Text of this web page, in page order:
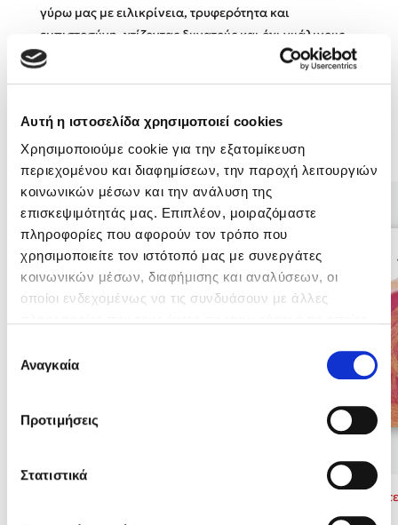
Αυτή η ιστοσελίδα χρησιμοποιεί cookies
Χρησιμοποιούμε cookie για την εξατομίκευση
περιεχομένου και διαφημίσεων, την παροχή λειτουργιών
κοινωνικών μέσων και την ανάλυση της
επισκεψιμότητάς μας. Επιπλέον, μοιραζόμαστε
πληροφορίες που αφορούν τον τρόπο που
χρησιμοποιείτε τον ιστότοπό μας με συνεργάτες
κοινωνικών μέσων, διαφήμισης και αναλύσεων, οι
οποίοι ενδεχομένως να τις συνδυάσουν με άλλες
των υπηρεσιών τους. Αν συνεχίσετε να χρησιμοποιείτε
την ιστοσελίδα μας, συναινείτε στη χρήση των cookies
συγκατάθεσης
Αναγκαία
Προτιμήσεις
Στατιστικά
Δανάη Δεληγεώργη
Πάνω, κάτω, μπροστά, πίσω
Mel Robbins
Η μέθοδος Αφήστε τους
Δημοφιλείς Συγγραφείς
γύρω μας με ειλικρίνεια, τρυφερότητα και
εμπιστοσύνη, χτίζοντας δυνατούς και όχι γυάλινους
εαυτούς.
Βιβλία της Συγγραφέως
Φρόσω